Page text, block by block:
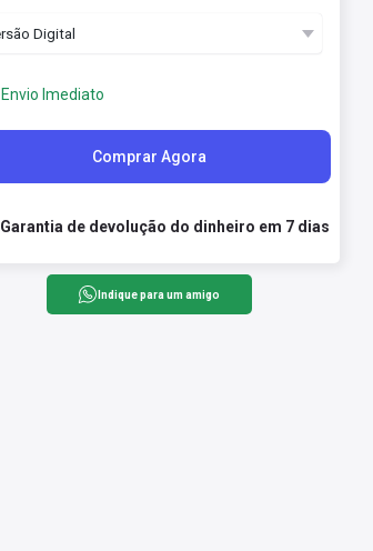
Envio Imediato
Comprar Agora
Garantia de devolução do dinheiro em 7 dias
Indique para um amigo